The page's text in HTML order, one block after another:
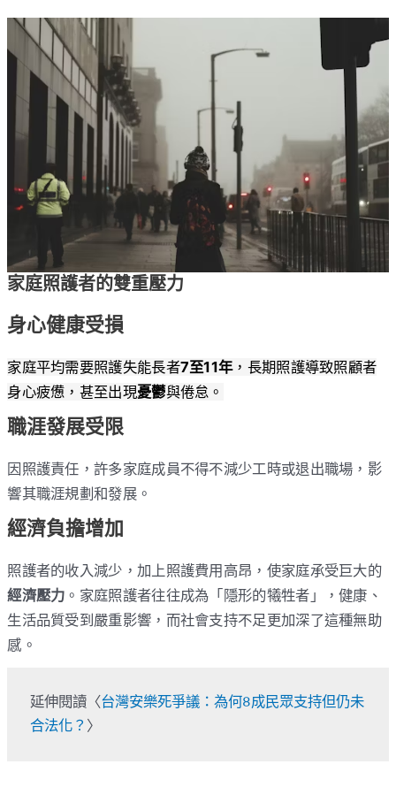
家庭照護者的雙重壓力
身心健康受損
家庭平均需要照護失能長者7至11年，長期照護導致照顧者
身心疲憊，甚至出現憂鬱與倦怠。
職涯發展受限
因照護責任，許多家庭成員不得不減少工時或退出職場，影
響其職涯規劃和發展。
經濟負擔增加
照護者的收入減少，加上照護費用高昂，使家庭承受巨大的
經濟壓力 。家庭照護者往往成為「隱形的犧牲者」，健康、
生活品質受到嚴重影響，而社會支持不足更加深了這種無助
感。
延伸閱讀〈台灣安樂死爭議：為何8成民眾支持但仍未
合法化？ 〉